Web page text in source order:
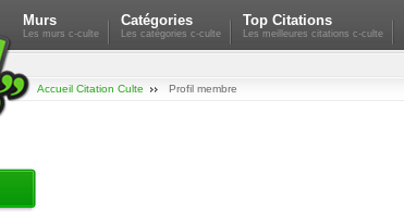
Murs
Les murs c-culte
Catégories
Les catégories c-culte
Top Citations
Les meilleures citations c-culte
Accueil Citation Culte Profil membre